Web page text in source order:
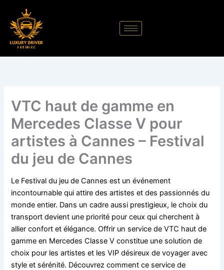
contenu
VTC haut de gamme en
Mercedes Classe V pour
artistes à Cannes – Festival
du jeu de Cannes
Le Festival du jeu de Cannes est un événement
incontournable qui attire des artistes et des passionnés du
monde entier. Dans un cadre aussi prestigieux, le choix du
transport devient une priorité pour ceux qui cherchent à
allier confort et élégance. Offrir un service de VTC haut de
gamme en Mercedes Classe V constitue une solution de
choix pour les artistes et les VIP désireux de voyager avec
style et sérénité. Découvrez comment ce service de